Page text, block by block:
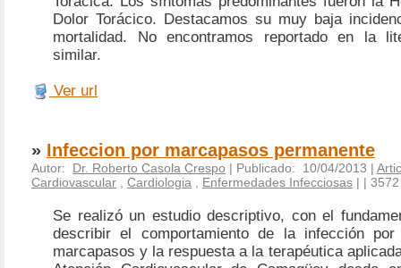
Dolor Torácico. Destacamos su muy baja
mortalidad. No encontramos reportado en la
similar.
Ver url
» Infeccion por marcapasos permanente
Autor: Dr. Roberto Casola Crespo | Publicado: 10/04/2013 |
Cardiovascular
Cardiologia Enfermedades Infecciosas | |
Se realizó un estudio descriptivo, con el
describir el comportamiento de la infección por
marcapasos y la respuesta a la terapéutica